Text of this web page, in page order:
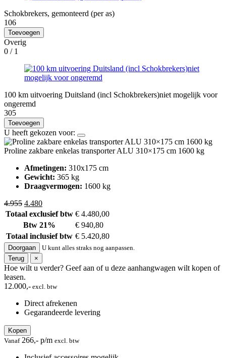
Schokbrekers, gemonteerd (per as)
106
Toevoegen
Overig
0 / 1
100 km uitvoering Duitsland (incl Schokbrekers)niet mogelijk voor
ongeremd
305
Toevoegen
U heeft gekozen voor:
Proline zakbare enkelas transporter ALU 310×175 cm 1600 kg
Afmetingen: 310x175 cm
Gewicht: 365 kg
Draagvermogen: 1600 kg
4.955 Oorspronkelijke
prijs
was:
4.955.
4.480Huidige
prijs
is:
4.480.
Totaal exclusief btw € 4.480,00
Btw 21%
€ 940,80
Totaal inclusief btw € 5.420,80
Doorgaan
U kunt alles straks nog aanpassen.
Terug
×
Hoe wilt u verder? Geef aan of u deze aanhangwagen wilt kopen of
leasen.
12.000,- excl. btw
Direct afrekenen
Gegarandeerde levering
Kopen
Vanaf266,- p/m excl. btw